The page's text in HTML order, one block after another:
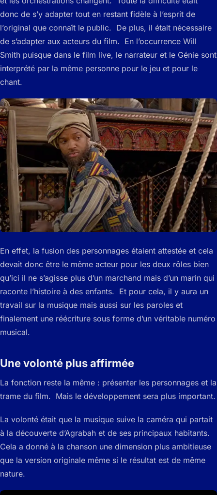
donc de s’y adapter tout en restant fidèle à l’esprit de
l’original que connaît le public. De plus, il était nécessaire
de s’adapter aux acteurs du film. En l’occurrence Will
Smith puisque dans le film live, le narrateur et le Génie sont
interprété par la même personne pour le jeu et pour le
chant.
En effet, la fusion des personnages étaient attestée et cela
devait donc être le même acteur pour les deux rôles bien
qu’ici il ne s’agisse plus d’un marchand mais d’un marin qui
raconte l’histoire à des enfants. Et pour cela, il y aura un
travail sur la musique mais aussi sur les paroles et
finalement une réécriture sous forme d’un véritable numéro
musical.
Une volonté plus affirmée
La fonction reste la même : présenter les personnages et la
trame du film. Mais le développement sera plus important.
La volonté était que la musique suive la caméra qui partait
à la découverte d’Agrabah et de ses principaux habitants.
Cela a donné à la chanson une dimension plus ambitieuse
que la version originale même si le résultat est de même
nature.